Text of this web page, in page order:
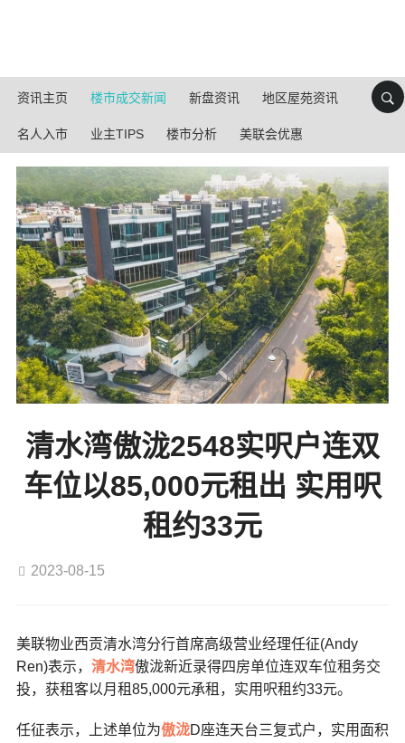
资讯主页 楼市成交新闻 新盘资讯 地区屋苑资讯
名人入市 业主TIPS 楼市分析 美联会优惠
清水湾傲泷2548实呎户连双
车位以85,000元租出 实用呎
租约33元
2023-08-15
美联物业西贡清水湾分行首席高级营业经理任征(Andy
Ren)表示， 清水湾傲泷新近录得四房单位连双车位租务交
投，获租客以月租85,000元承租，实用呎租约33元。
任征表示，上述单位为傲泷D座连天台三复式户，实用面积